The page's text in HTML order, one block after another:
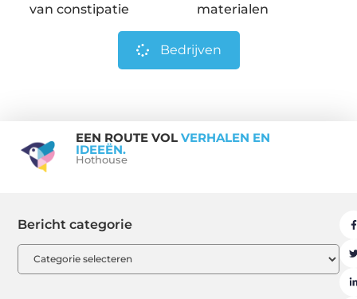
van constipatie
materialen
Bedrijven
EEN ROUTE VOL VERHALEN EN
IDEEËN.
Hothouse
Bericht categorie